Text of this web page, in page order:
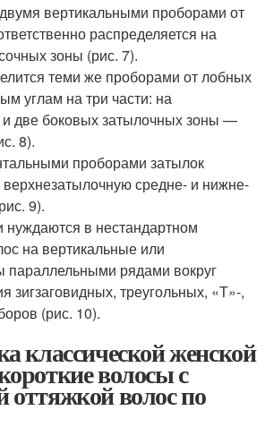
вертикальными проборами от
распределяется на
зоны (рис. 7).
теми же проборами от лобных
углам на три части: на
две боковых затылочных зоны —
8).
проборами затылок
верхнезатылочную средне- и нижне-
9).
нуждаются в нестандартном
на вертикальные или
параллельными рядами вокруг
зигзаговидных, треугольных, «Т»-,
(рис. 10).
классической женской
волосы с
оттяжкой волос по